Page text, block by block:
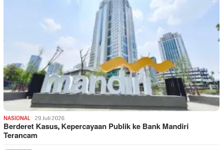
NASIONAL 29 Juli 2026
Berderet Kasus, Kepercayaan Publik ke Bank Mandiri
Terancam